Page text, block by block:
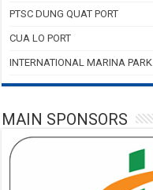
PTSC DUNG QUAT PORT
CUA LO PORT
INTERNATIONAL MARINA PARK
MAIN SPONSORS